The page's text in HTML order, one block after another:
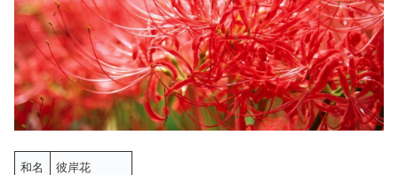
和名 彼岸花